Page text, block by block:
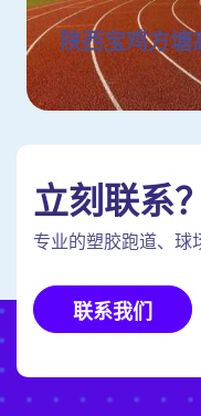
陕西宝鸡方
立刻联系？
专业的塑胶跑道、球
联系我们